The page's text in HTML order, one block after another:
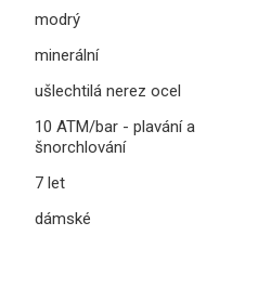
modrý
minerální
ušlechtilá nerez ocel
10 ATM/bar - plavání a
šnorchlování
7 let
dámské